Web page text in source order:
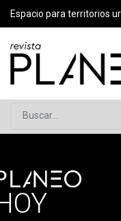
Espacio para territorios
Buscar...
» Planeo Hoy